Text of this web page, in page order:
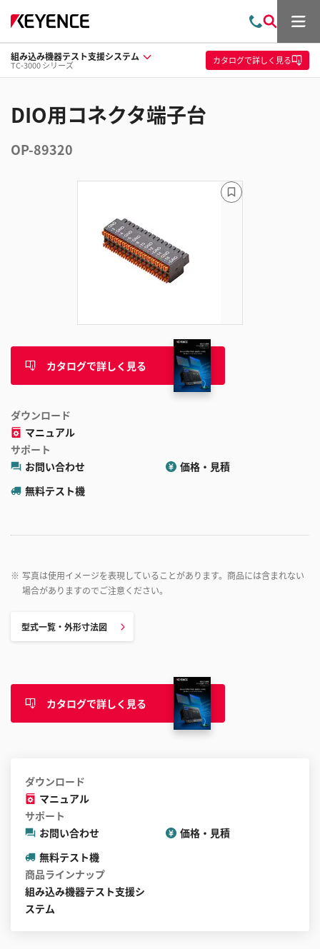
問
い
合
わ
索
メ
ュ
ー
組み込み機器テスト支援システム
TC-3000 シリーズ カタログで詳しく見る
DIO用コネクタ端子台
OP-89320
カタログで詳しく見る
ダウンロード
マニュアル
サポート
お問い合わせ
価格・見積
無料テスト機
※ 写真は使用イメージを表現していることがあります。商品には含まれない
場合がありますのでご注意ください。
ブ
ッ
型式一覧・外形寸法図
カタログで詳しく見る
ダウンロード
マニュアル
サポート
お問い合わせ
価格・見積
無料テスト機
商品ラインナップ
組み込み機器テスト支援シ
ステム